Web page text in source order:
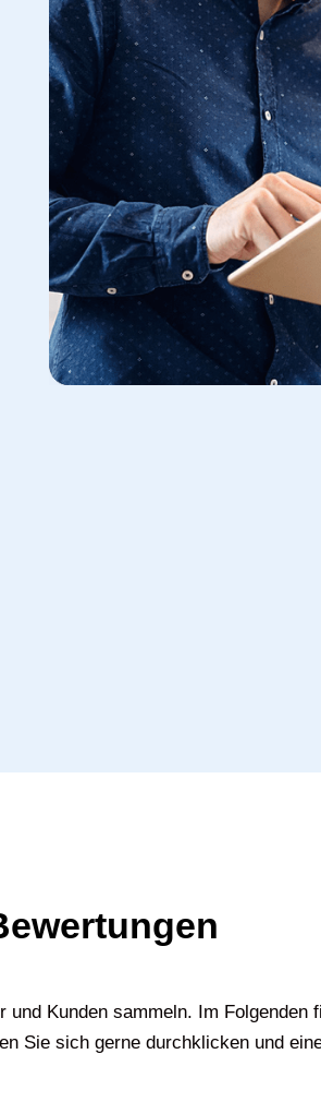
Kunden sammeln. Im Folgenden
Sie sich gerne durchklicken und